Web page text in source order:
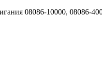
08086-10000, 08086-